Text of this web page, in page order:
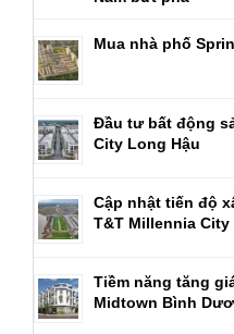
Mua nhà phố
Đầu tư bất động
City Long Hậu
Cập nhật tiến độ
T&T Millennia City
Tiềm năng tăng
Midtown Bình